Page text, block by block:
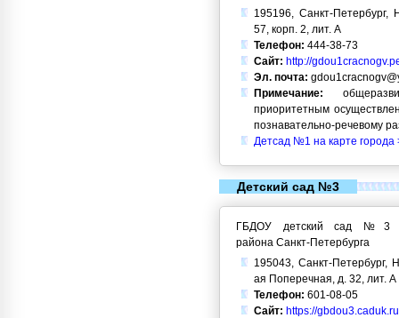
195196, Санкт-Петербург,
57, корп. 2, лит. А
Телефон: 444-38-73
Сайт: http://
Эл. почта:
Примечание:
приоритетным
познавательно-речевому
Детсад №1 на карте города
Детский сад №3
ГБДОУ детский сад №3
района Санкт-Петербурга
195043, Санкт-Петербург,
ая Поперечная, д. 32, лит. А
Телефон: 601-08-05
Сайт: https://